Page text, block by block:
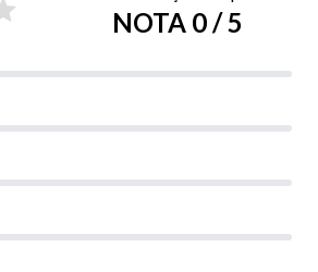
NOTA 0 / 5